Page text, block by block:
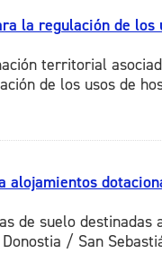
la regulación de los
territorial
de los usos de
alojamientos
de suelo
/ San